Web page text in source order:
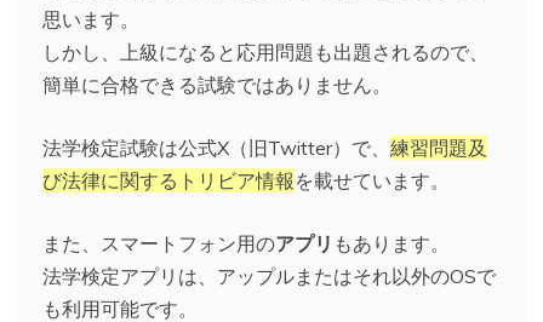
思います。
しかし、上級になると応用問題も出題されるので、
簡単に合格できる試験ではありません。
法学検定試験は公式X（旧Twitter）で、 練習問題及
び法律に関するトリビア情報 を載せています。
また、スマートフォン用のアプリ もあります。
法学検定アプリは、アップルまたはそれ以外のOSで
も利用可能です。